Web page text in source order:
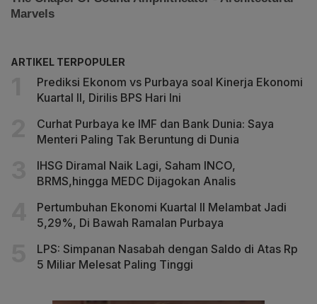
ARTIKEL TERPOPULER
Prediksi Ekonom vs Purbaya soal Kinerja Ekonomi
Kuartal II, Dirilis BPS Hari Ini
Curhat Purbaya ke IMF dan Bank Dunia: Saya
Menteri Paling Tak Beruntung di Dunia
IHSG Diramal Naik Lagi, Saham INCO,
BRMS,hingga MEDC Dijagokan Analis
Pertumbuhan Ekonomi Kuartal II Melambat Jadi
5,29%, Di Bawah Ramalan Purbaya
LPS: Simpanan Nasabah dengan Saldo di Atas Rp
5 Miliar Melesat Paling Tinggi